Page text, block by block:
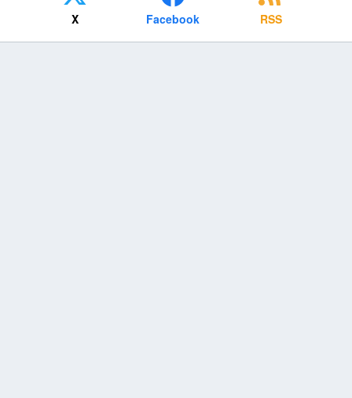
X Facebook RSS